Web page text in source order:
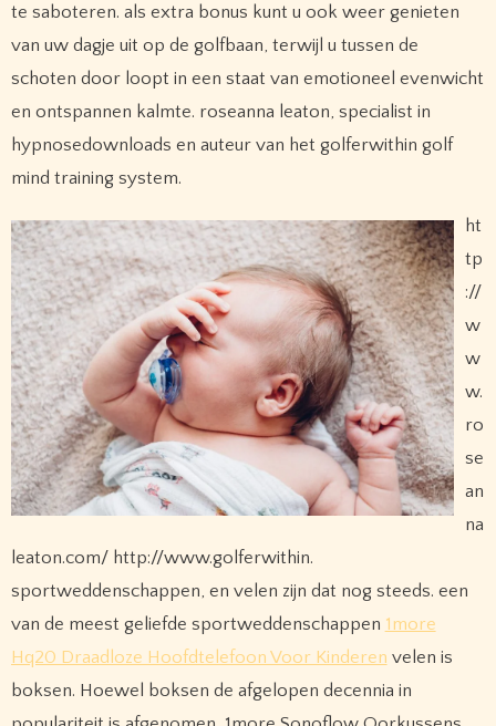
te saboteren. als extra bonus kunt u ook weer genieten
van uw dagje uit op de golfbaan, terwijl u tussen de
schoten door loopt in een staat van emotioneel evenwicht
en ontspannen kalmte. roseanna leaton, specialist in
hypnosedownloads en auteur van het golferwithin golf
mind training system.
ht
tp
://
w
w
w.
ro
se
an
na
leaton.com/ http://www.golferwithin.
sportweddenschappen, en velen zijn dat nog steeds. een
van de meest geliefde sportweddenschappen 1more
Hq20 Draadloze Hoofdtelefoon Voor Kinderen velen is
boksen. Hoewel boksen de afgelopen decennia in